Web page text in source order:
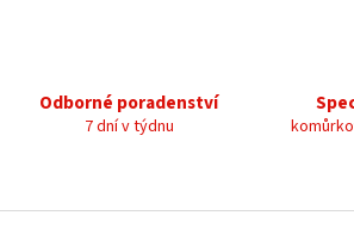
Odborné poradenství
7 dní v týdnu